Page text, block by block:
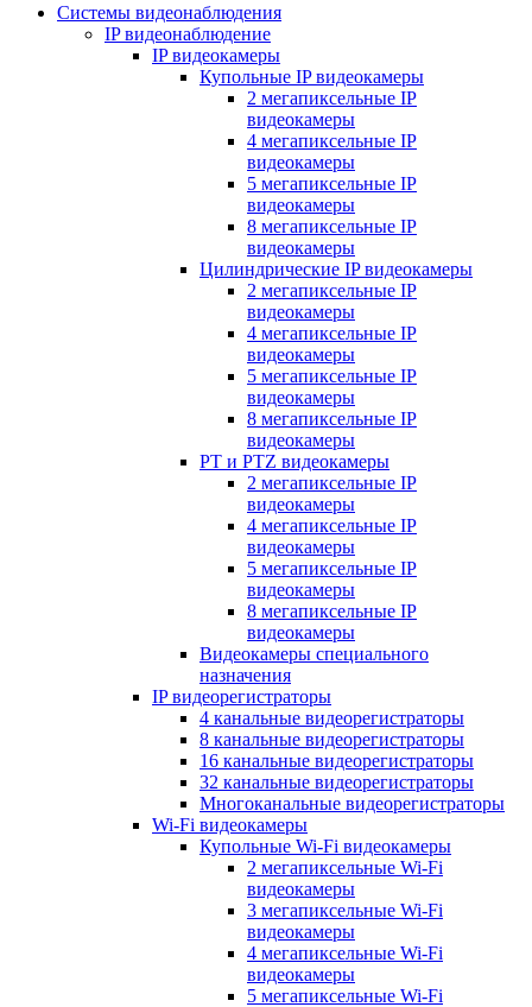
Системы видеонаблюдения
IP видеонаблюдение
IP видеокамеры
Купольные IP видеокамеры
2 мегапиксельные IP
видеокамеры
4 мегапиксельные IP
видеокамеры
5 мегапиксельные IP
видеокамеры
8 мегапиксельные IP
видеокамеры
Цилиндрические IP видеокамеры
2 мегапиксельные IP
видеокамеры
4 мегапиксельные IP
видеокамеры
5 мегапиксельные IP
видеокамеры
8 мегапиксельные IP
видеокамеры
PT и PTZ видеокамеры
2 мегапиксельные IP
видеокамеры
4 мегапиксельные IP
видеокамеры
5 мегапиксельные IP
видеокамеры
8 мегапиксельные IP
видеокамеры
Видеокамеры специального
назначения
IP видеорегистраторы
4 канальные видеорегистраторы
8 канальные видеорегистраторы
16 канальные видеорегистраторы
32 канальные видеорегистраторы
Многоканальные видеорегистраторы
Wi-Fi видеокамеры
Купольные Wi-Fi видеокамеры
2 мегапиксельные Wi-Fi
видеокамеры
3 мегапиксельные Wi-Fi
видеокамеры
4 мегапиксельные Wi-Fi
видеокамеры
5 мегапиксельные Wi-Fi